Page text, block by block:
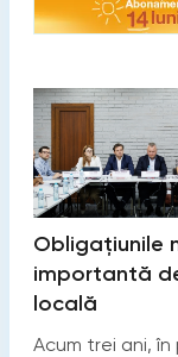
Obligațiunile
importantă
locală
Acum trei ani,